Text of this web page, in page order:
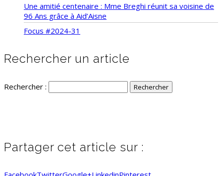
Une amitié centenaire : Mme Breghi réunit sa voisine de
96 Ans grâce à Aid’Aisne
Focus #2024-31
Rechercher un article
Rechercher :
Partager cet article sur :